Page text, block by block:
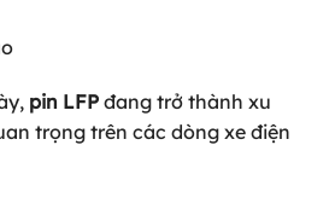
pin LFP đang trở thành xu
trọng trên các dòng xe điện